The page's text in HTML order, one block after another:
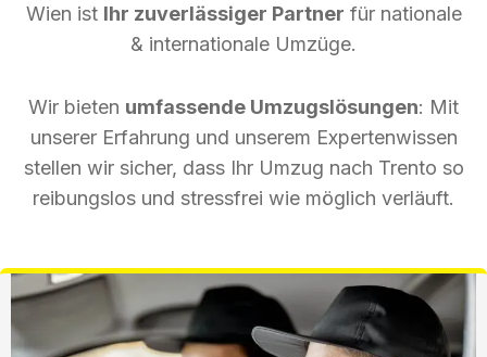
Wien ist Ihr zuverlässiger Partner für nationale
& internationale Umzüge.
Wir bieten umfassende Umzugslösungen: Mit
unserer Erfahrung und unserem Expertenwissen
stellen wir sicher, dass Ihr Umzug nach Trento so
reibungslos und stressfrei wie möglich verläuft.